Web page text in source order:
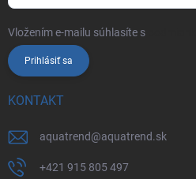
Vložením e-mailu súhlasíte s
Prihlásiť sa
KONTAKT
aquatrend@aquatrend.sk
+421 915 805 497